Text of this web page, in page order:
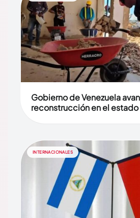
Gobierno de Venezuela
reconstrucción en el estado
INTERNACIONALES